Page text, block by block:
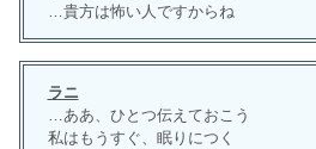
…貴方は怖い人ですからね
ラニ
…ああ、ひとつ伝えておこう
私はもうすぐ、眠りにつく